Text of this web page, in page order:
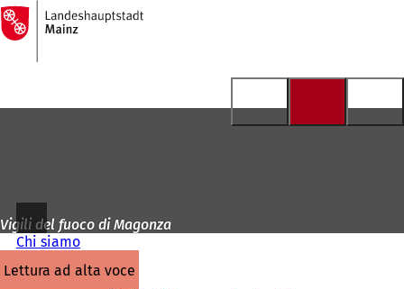
Vai al contenuto
Alla
pagina
iniziale
Vigili del fuoco di Magonza
Chi siamo
lettura ad alta voce